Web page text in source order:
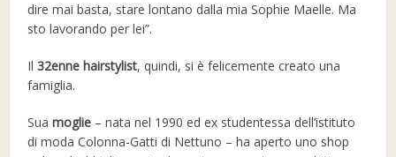
dire mai basta, stare lontano dalla mia Sophie Maelle. Ma
sto lavorando per lei”.
Il32enne hairstylist, quindi, si è felicemente creato una
famiglia.
Suamoglie – nata nel 1990 ed ex studentessa dell’istituto
di moda Colonna-Gatti di Nettuno – ha aperto uno shop